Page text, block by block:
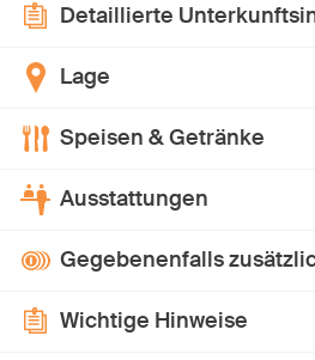
Detaillierte
Lage
Speisen & Getränke
Ausstattungen
Gegebenenfalls
Wichtige Hinweise